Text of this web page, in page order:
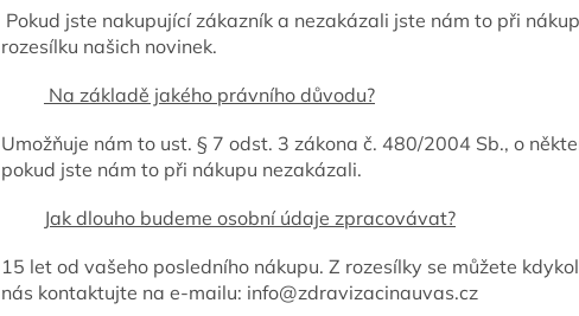
Pokud jste nakupující zákazník a nezakázali jste nám to při
rozesílku našich novinek.
Na základě jakého právního důvodu?
Umožňuje nám to ust. § 7 odst. 3 zákona č. 480/2004 Sb., o
pokud jste nám to při nákupu nezakázali.
Jak dlouho budeme osobní údaje zpracovávat?
15 let od vašeho posledního nákupu. Z rozesílky se můžete
nás kontaktujte na e-mailu: info@zdravizacinauvas.cz